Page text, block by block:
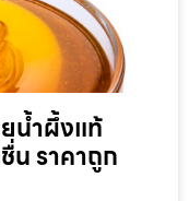
น้ำผึ้งแท้
น ราคาถูก